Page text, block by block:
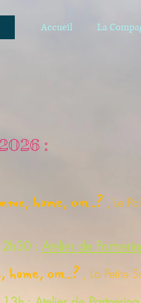
Accueil La
:
: Atelier de
home, om...? , Le
home, om...? , La Petite